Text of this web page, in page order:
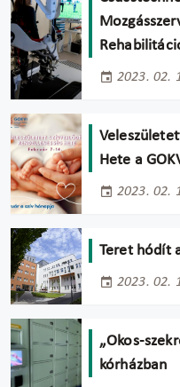
2023. 02.
Hete a
2023. 02.
Teret hódít
2023. 02.
„Okos-
kórházban